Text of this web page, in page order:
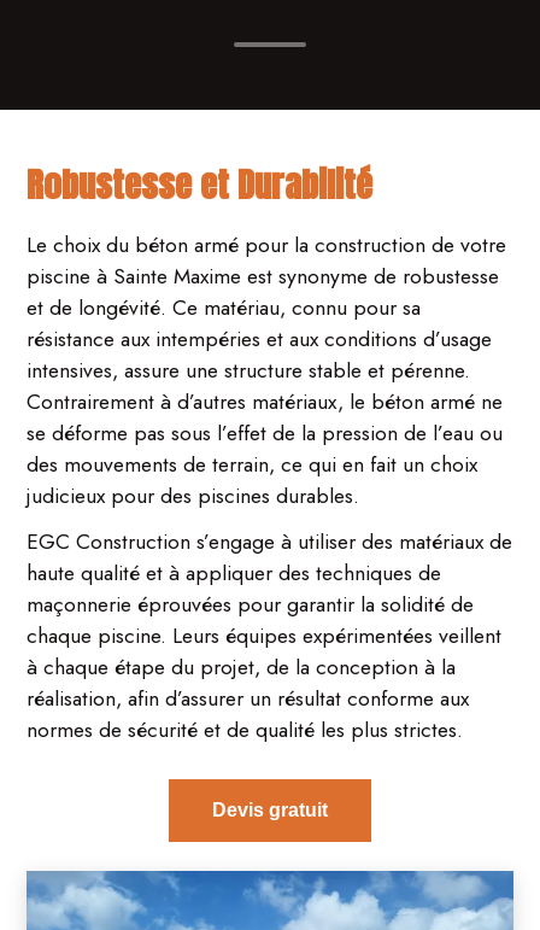
Robustesse et Durabilité
Le choix du béton armé pour la construction de votre
piscine à Sainte Maxime est synonyme de robustesse
et de longévité. Ce matériau, connu pour sa
résistance aux intempéries et aux conditions d’usage
intensives, assure une structure stable et pérenne.
Contrairement à d’autres matériaux, le béton armé ne
se déforme pas sous l’effet de la pression de l’eau ou
des mouvements de terrain, ce qui en fait un choix
judicieux pour des piscines durables.
EGC Construction s’engage à utiliser des matériaux de
haute qualité et à appliquer des techniques de
maçonnerie éprouvées pour garantir la solidité de
chaque piscine. Leurs équipes expérimentées veillent
à chaque étape du projet, de la conception à la
réalisation, afin d’assurer un résultat conforme aux
normes de sécurité et de qualité les plus strictes.
Devis gratuit